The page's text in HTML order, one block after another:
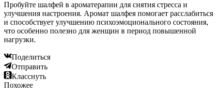
Пробуйте шалфей в ароматерапии для снятия стресса и
улучшения настроения. Аромат шалфея помогает расслабиться
и способствует улучшению психоэмоционального состояния,
что особенно полезно для женщин в период повышенной
нагрузки.
Поделиться
Отправить
Класснуть
Похожее